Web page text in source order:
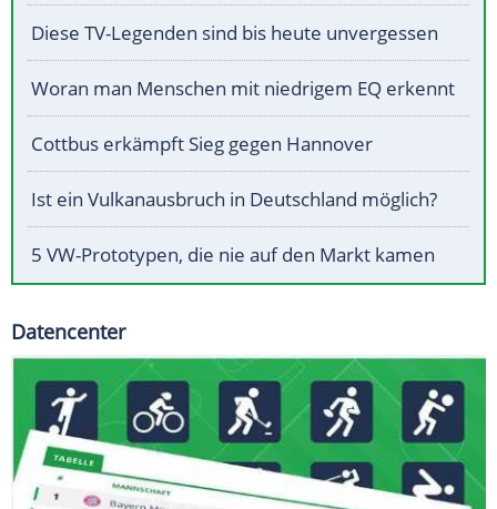
Diese TV-Legenden sind bis heute unvergessen
Woran man Menschen mit niedrigem EQ erkennt
Cottbus erkämpft Sieg gegen Hannover
Ist ein Vulkanausbruch in Deutschland möglich?
5 VW-Prototypen, die nie auf den Markt kamen
Datencenter